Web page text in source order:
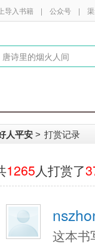
导入书籍 | 公众号 |
人平安 > 打赏记录
1265人打赏了
这本书